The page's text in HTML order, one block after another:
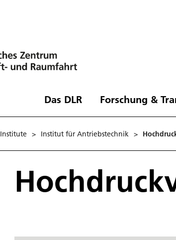
Das DLR Forschung &
Institute > Institut für Antriebstechnik >